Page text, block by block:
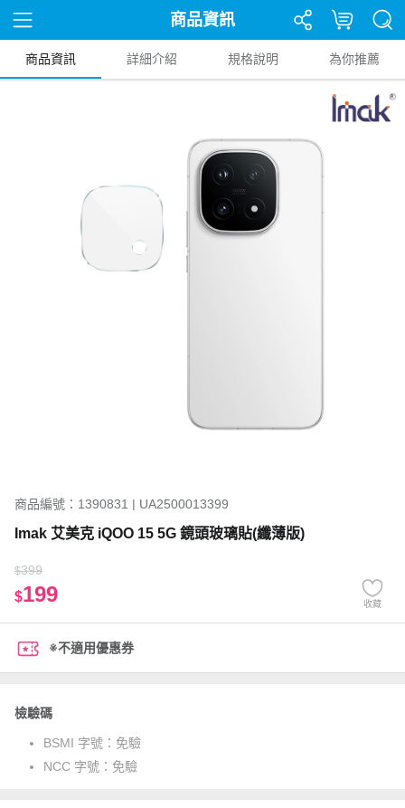
商品資訊
商品資訊 詳細介紹 規格說明 為你推薦
商品編號：1390831 | UA2500013399
Imak 艾美克 iQOO 15 5G 鏡頭玻璃貼(纖薄版)
$399
$199 收藏
※不適用優惠券
檢驗碼
BSMI 字號： 免驗
NCC 字號： 免驗